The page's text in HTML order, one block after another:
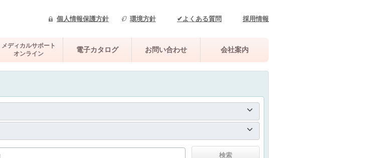
個人情報保護方針 環境方針 ✔よくある質問 採用情報
メディカルサポート
オンライン
電子カタログ お問い合わせ 会社案内